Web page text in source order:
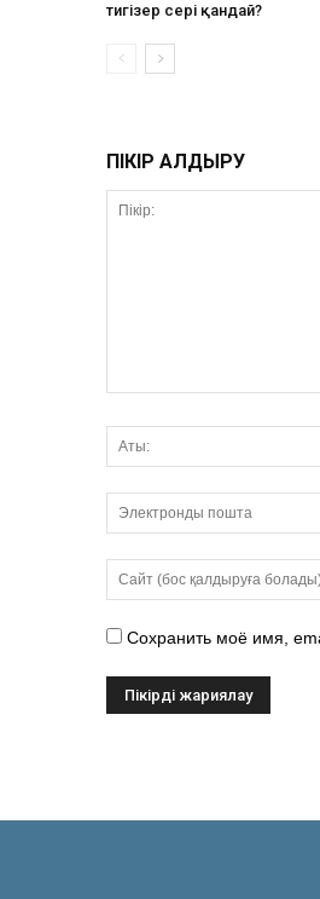
тигізер әсері қандай?
ПІКІР ҚАЛДЫРУ
Сохранить моё имя,